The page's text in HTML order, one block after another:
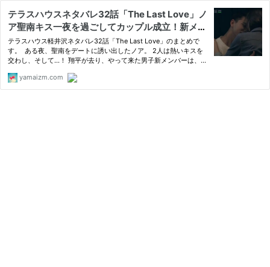
テラスハウスネタバレ32話「The Last Love」ノ
ア聖南キス一夜を過ごしてカップル成立！新メン
バーはジェンダーレス男子 | テラハ・あいのり・
恋んトスネタバレまとめサイト
テラスハウス軽井沢ネタバレ32話「The Last Love」のまとめで
す。 ある夜、聖南をデートに誘い出したノア。 2人は熱いキスを
交わし、そして…！ 翔平が去り、やって来た男子新メンバーは、バ
yamaizm.com